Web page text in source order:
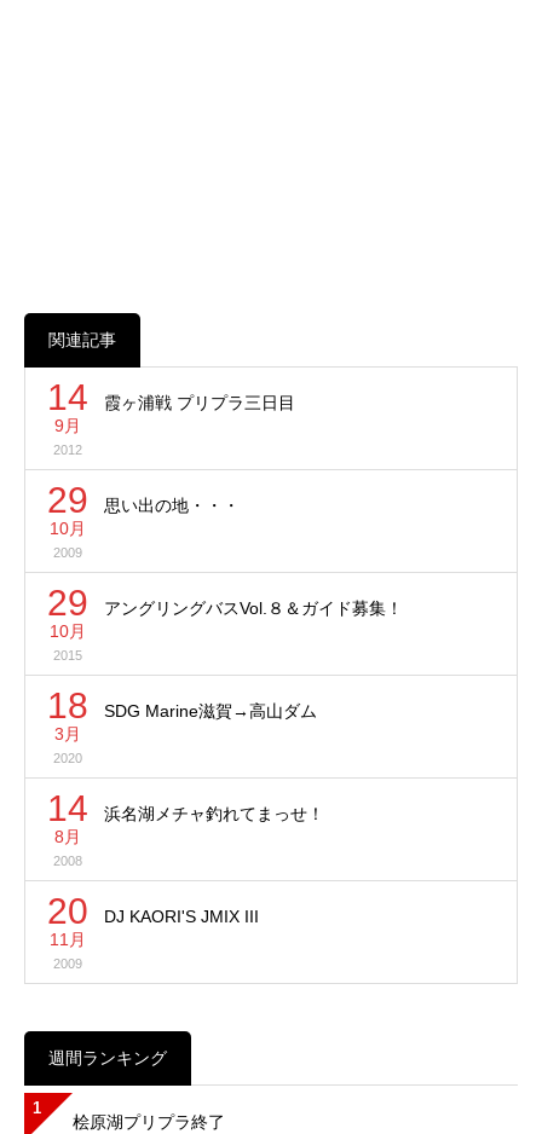
関連記事
14
9月
2012
霞ヶ浦戦 プリプラ三日目
29
10月
2009
思い出の地・・・
29
10月
2015
アングリングバスVol.８＆ガイド募集！
18
3月
2020
SDG Marine滋賀→高山ダム
14
8月
2008
浜名湖メチャ釣れてまっせ！
20
11月
2009
DJ KAORI'S JMIX III
週間ランキング
1
桧原湖プリプラ終了